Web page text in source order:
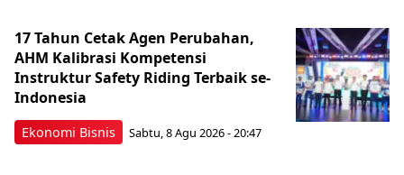
Ekonomi Bisnis
17 Tahun Cetak Agen Perubahan,
AHM Kalibrasi Kompetensi
Instruktur Safety Riding Terbaik se-
Indonesia
Sabtu, 8 Agu 2026 - 20:47